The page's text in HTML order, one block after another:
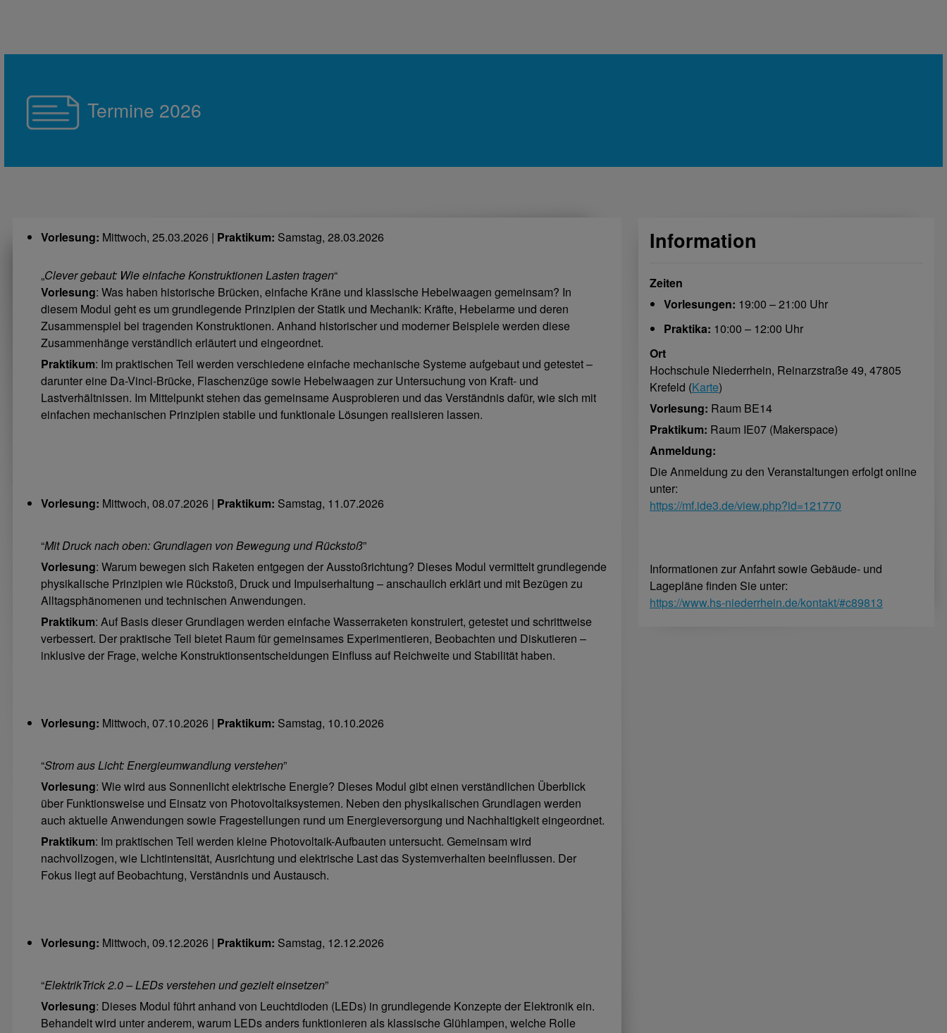
Termine 2026
Vorlesung: Mittwoch, 25.03.2026 | Praktikum: Samstag, 28.03.2026
„Clever gebaut: Wie einfache Konstruktionen Lasten tragen“
Vorlesung: Was haben historische Brücken, einfache Kräne und klassische Hebelwaagen gemeinsam? In
diesem Modul geht es um grundlegende Prinzipien der Statik und Mechanik: Kräfte, Hebelarme und deren
Zusammenspiel bei tragenden Konstruktionen. Anhand historischer und moderner Beispiele werden diese
Zusammenhänge verständlich erläutert und eingeordnet.
Praktikum: Im praktischen Teil werden verschiedene einfache mechanische Systeme aufgebaut und getestet –
darunter eine Da-Vinci-Brücke, Flaschenzüge sowie Hebelwaagen zur Untersuchung von Kraft- und
Lastverhältnissen. Im Mittelpunkt stehen das gemeinsame Ausprobieren und das Verständnis dafür, wie sich mit
einfachen mechanischen Prinzipien stabile und funktionale Lösungen realisieren lassen.
Vorlesung: Mittwoch, 08.07.2026 | Praktikum: Samstag, 11.07.2026
“Mit Druck nach oben: Grundlagen von Bewegung und Rückstoß”
Vorlesung: Warum bewegen sich Raketen entgegen der Ausstoßrichtung? Dieses Modul vermittelt grundlegende
physikalische Prinzipien wie Rückstoß, Druck und Impulserhaltung – anschaulich erklärt und mit Bezügen zu
Alltagsphänomenen und technischen Anwendungen.
Praktikum: Auf Basis dieser Grundlagen werden einfache Wasserraketen konstruiert, getestet und schrittweise
verbessert. Der praktische Teil bietet Raum für gemeinsames Experimentieren, Beobachten und Diskutieren –
inklusive der Frage, welche Konstruktionsentscheidungen Einfluss auf Reichweite und Stabilität haben.
Vorlesung: Mittwoch, 07.10.2026 | Praktikum: Samstag, 10.10.2026
“Strom aus Licht: Energieumwandlung verstehen”
Vorlesung: Wie wird aus Sonnenlicht elektrische Energie? Dieses Modul gibt einen verständlichen Überblick
über Funktionsweise und Einsatz von Photovoltaiksystemen. Neben den physikalischen Grundlagen werden
auch aktuelle Anwendungen sowie Fragestellungen rund um Energieversorgung und Nachhaltigkeit eingeordnet.
Praktikum: Im praktischen Teil werden kleine Photovoltaik-Aufbauten untersucht. Gemeinsam wird
nachvollzogen, wie Lichtintensität, Ausrichtung und elektrische Last das Systemverhalten beeinflussen. Der
Fokus liegt auf Beobachtung, Verständnis und Austausch.
Vorlesung: Mittwoch, 09.12.2026 | Praktikum: Samstag, 12.12.2026
“ElektrikTrick 2.0 – LEDs verstehen und gezielt einsetzen”
Vorlesung: Dieses Modul führt anhand von Leuchtdioden (LEDs) in grundlegende Konzepte der Elektronik ein.
Behandelt wird unter anderem, warum LEDs anders funktionieren als klassische Glühlampen, welche Rolle
Information
Zeiten
Vorlesungen: 19:00 – 21:00 Uhr
Praktika: 10:00 – 12:00 Uhr
Ort
Hochschule Niederrhein, Reinarzstraße 49, 47805
Krefeld (Karte)
Vorlesung: Raum BE14
Praktikum: Raum IE07 (Makerspace)
Anmeldung:
Die Anmeldung zu den Veranstaltungen erfolgt online
unter:
https://mf.ide3.de/view.php?id=121770
Informationen zur Anfahrt sowie Gebäude- und
Lagepläne finden Sie unter:
https://www.hs-niederrhein.de/kontakt/#c89813